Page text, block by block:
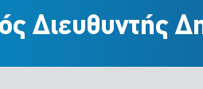
Διευθυντής